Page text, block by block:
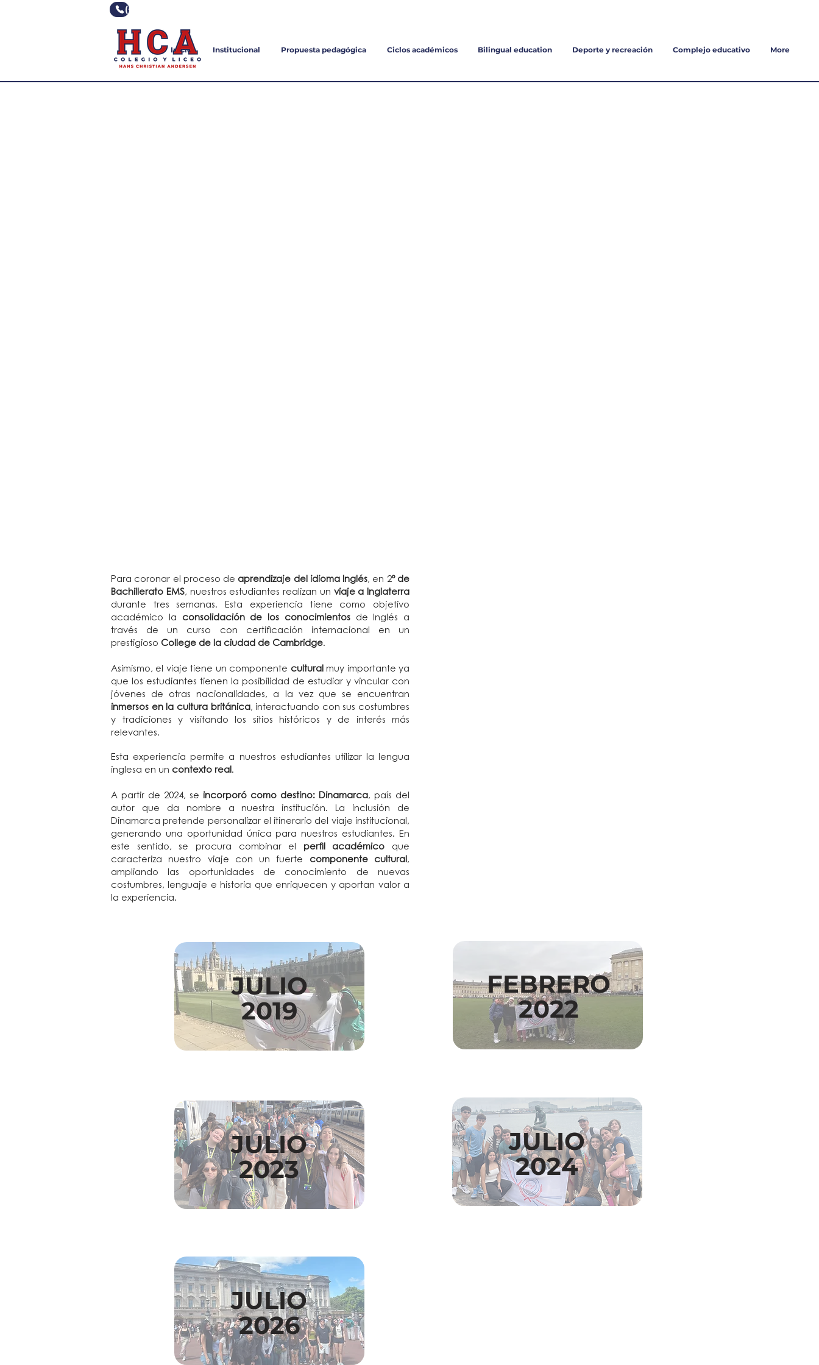
(+598) 2355 0928
Inicio Institucional Propuesta pedagógica Ciclos académicos Bilingual education Deporte y recreación Complejo educativo More
Para coronar el proceso de aprendizaje del idioma Inglés, en 2º de
Bachillerato EMS, nuestros estudiantes realizan un viaje a Inglaterra
durante tres semanas. Esta experiencia tiene como objetivo
académico la consolidación de los conocimientosde Inglés a
través de un curso con certificación internacional en un
prestigioso College de la ciudad de Cambridge.
Asimismo, el viaje tiene un componente culturalmuy importante ya
que los estudiantes tienen la posibilidad de estudiar y vincular con
jóvenes de otras nacionalidades, a la vez que se encuentran
inmersos en la cultura británica, interactuando con sus costumbres
y tradiciones y visitando los sitios históricos y de interés más
relevantes.
Esta experiencia permite a nuestros estudiantes utilizar la lengua
inglesa en un contexto real.
A partir de 2024, se incorporó como destino: Dinamarca, país del
autor que da nombre a nuestra institución. La inclusión de
Dinamarca pretende personalizar el itinerario del viaje institucional,
generando una oportunidad única para nuestros estudiantes. En
este sentido, se procura combinar el perfil académico que
caracteriza nuestro viaje con un fuerte componente cultural,
ampliando las oportunidades de conocimiento de nuevas
costumbres, lenguaje e historia que enriquecen y aportan valor a
la experiencia.
JULIO
2019
FEBRERO
2022
JULIO
2023
JULIO
2024
JULIO
2026